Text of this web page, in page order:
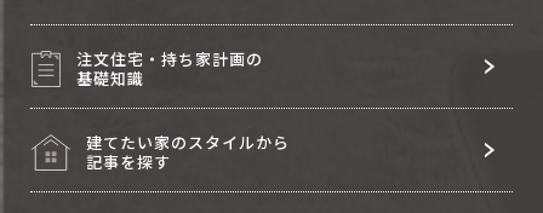
注文住宅・持ち家計画の
基礎知識
建てたい家のスタイルから
記事を探す